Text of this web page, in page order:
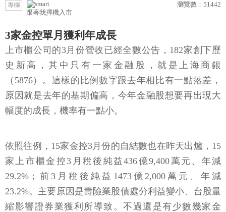
專欄
跟著我擇機入市
瀏覽數： 51442
3家金控單月獲利年成長
上市櫃公司的3月份營收已經全數公告，182家創下歷
史新高，其中只有一家金融股，就是上海商銀
（5876）。這樣的比例數字跟去年相比有一點落差，
原因就是去年的基期偏高，今年金融股想要再出現大
幅度的成長，機率有一點小。
依照往例，15家金控3月份的自結數也在昨天出爐，15
家上市櫃金控3月稅後純益436億9,400萬元、年減
29.2%；前3月稅後純益1473億2,000萬元、年減
23.2%。主要原因是壽險業股債處分利益變小、台股量
縮影響證券業獲利所導致。不過還是有少數幾家金